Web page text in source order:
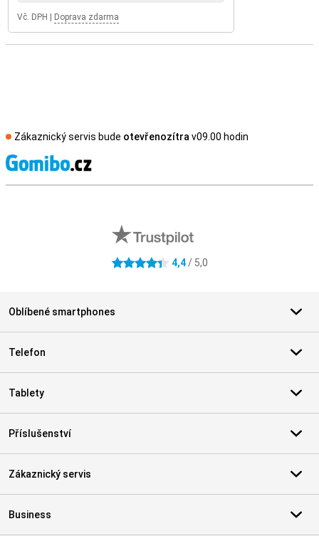
Vč. DPH Doprava zdarma
Zákaznický servis bude otevřenozítra v09.00 hodin
4.4 hvězdičky4,4/ 5,0
Oblíbené smartphones
Telefon
Tablety
Příslušenství
Zákaznický servis
Business